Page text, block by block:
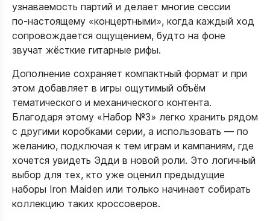
узнаваемость партий и делает многие сессии
по‑настоящему «концертными», когда каждый ход
сопровождается ощущением, будто на фоне
звучат жёсткие гитарные рифы.​
Дополнение сохраняет компактный формат и при
этом добавляет в игры ощутимый объём
тематического и механического контента.
Благодаря этому «Набор №3» легко хранить рядом
с другими коробками серии, а использовать — по
желанию, подключая к тем играм и кампаниям, где
хочется увидеть Эдди в новой роли. Это логичный
выбор для тех, кто уже оценил предыдущие
наборы Iron Maiden или только начинает собирать
коллекцию таких кроссоверов.